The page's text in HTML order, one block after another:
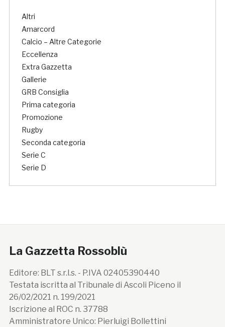
Altri
Amarcord
Calcio – Altre Categorie
Eccellenza
Extra Gazzetta
Gallerie
GRB Consiglia
Prima categoria
Promozione
Rugby
Seconda categoria
Serie C
Serie D
La Gazzetta Rossoblù
Editore: BLT s.r.l.s. - P.IVA 02405390440
Testata iscritta al Tribunale di Ascoli Piceno il
26/02/2021 n. 199/2021
Iscrizione al ROC n. 37788
Amministratore Unico: Pierluigi Bollettini